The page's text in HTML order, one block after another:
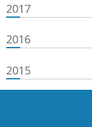
2017
2016
2015